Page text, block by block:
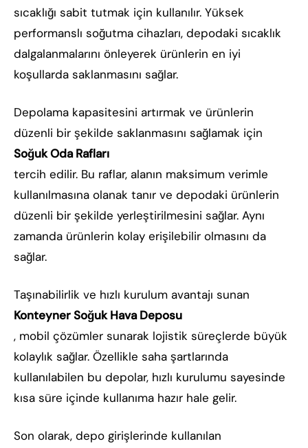
sıcaklığı sabit tutmak için kullanılır. Yüksek
performanslı soğutma cihazları, depodaki sıcaklık
dalgalanmalarını önleyerek ürünlerin en iyi
koşullarda saklanmasını sağlar.
Depolama kapasitesini artırmak ve ürünlerin
düzenli bir şekilde saklanmasını sağlamak için
Soğuk Oda Rafları
tercih edilir. Bu raflar, alanın maksimum verimle
kullanılmasına olanak tanır ve depodaki ürünlerin
düzenli bir şekilde yerleştirilmesini sağlar. Aynı
zamanda ürünlerin kolay erişilebilir olmasını da
sağlar.
Taşınabilirlik ve hızlı kurulum avantajı sunan
Konteyner Soğuk Hava Deposu
, mobil çözümler sunarak lojistik süreçlerde büyük
kolaylık sağlar. Özellikle saha şartlarında
kullanılabilen bu depolar, hızlı kurulumu sayesinde
kısa süre içinde kullanıma hazır hale gelir.
Son olarak, depo girişlerinde kullanılan